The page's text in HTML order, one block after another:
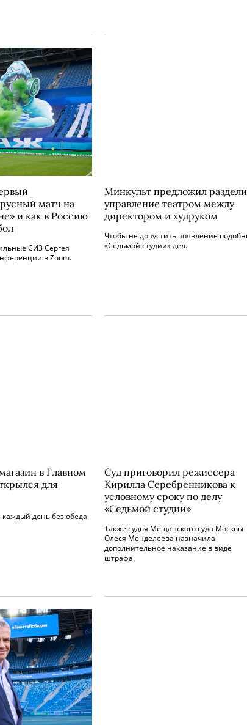
матч на
и как в Россию
СИЗ Сергея
в Zoom.
Минкульт предложил
управление театром между
директором и худруком
Чтобы не допустить появление
«Седьмой студии» дел.
в Главном
для
каждый день без обеда
Суд приговорил режиссера
Кирилла Серебренникова к
условному сроку по делу
«Седьмой студии»
Также судья Мещанского суда Москвы
Олеся Менделеева назначила
дополнительное наказание в виде
штрафа.